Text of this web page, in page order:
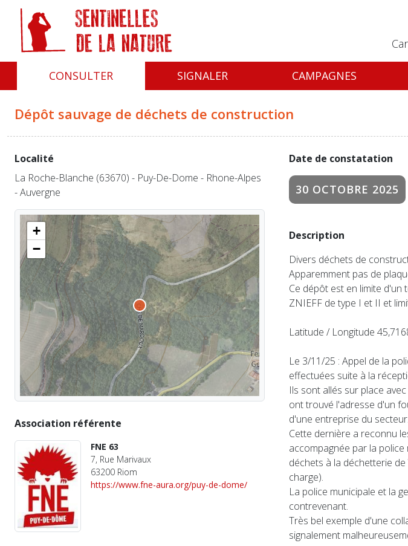
CONSULTER SIGNALER CAMPAGNES
Dépôt sauvage de déchets de construction
Date de constatation
30 OCTOBRE 2025
Description
Divers déchets de
Apparemment pas de
Ce dépôt est en limite d'un
ZNIEFF de type I et II et
Latitude / Longitude
Le 3/11/25 : Appel de la
effectuées suite à la
Ils sont allés sur place
ont trouvé l'adresse d'un
d'une entreprise du secteur.
Cette dernière a reconnu
accompagnée par la
déchets à la déchetterie
charge).
La police municipale et la
contrevenant.
Très bel exemple d'une
signalement
Localité
La Roche-Blanche (63670) - Puy-De-Dome - Rhone-Alpes
- Auvergne
+
−
Association référente
FNE 63
7, Rue Marivaux
63200 Riom
https://www.fne-aura.org/puy-de-dome/
Panneau de gestion des cookies